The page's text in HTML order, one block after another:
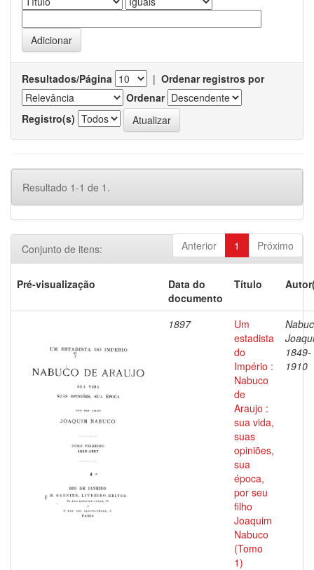
Resultados/Página | Ordenar registros por
Ordenar
Registro(s)
Resultado 1-1 de 1.
Anterior 1 Próximo
Conjunto de itens:
Pré-visualização
Data do
documento
Título
1897
Um
estadista
do
Império :
Nabuco
de
Araujo :
sua vida,
suas
opiniões,
sua
época,
por seu
filho
Joaquim
Nabuco
(Tomo
1)
1849-
1910